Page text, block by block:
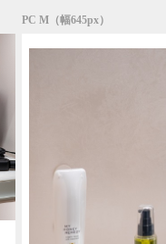
PC M（幅645px）